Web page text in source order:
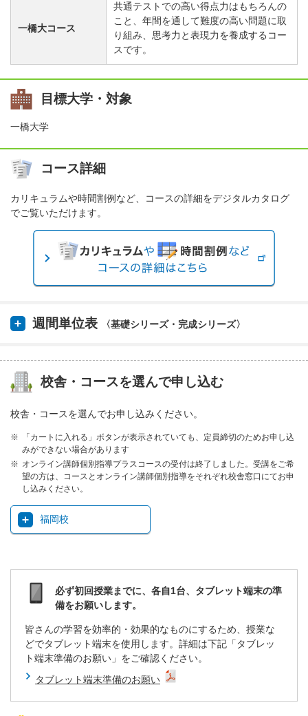
一橋大コース
共通テストでの高い得点力はもちろんの
こと、年間を通して難度の高い問題に取
り組み、思考力と表現力を養成するコー
スです。
目標大学・対象
一橋大学
コース詳細
カリキュラムや時間割例など、コースの詳細をデジタルカタログ
でご覧いただけます。
週間単位表 〈基礎シリーズ・完成シリーズ〉
校舎・コースを選んで申し込む
校舎・コースを選んでお申し込みください。
「カートに入れる」ボタンが表示されていても、定員締切のためお申し込
みができない場合があります
オンライン講師個別指導プラスコースの受付は終了しました。受講をご希
望の方は、コースとオンライン講師個別指導をそれぞれ校舎窓口にてお申
し込みください。
福岡校
必ず初回授業までに、各自1台、タブレット端末の準
備をお願いします。
皆さんの学習を効率的・効果的なものにするため、授業な
どでタブレット端末を使用します。詳細は下記「タブレッ
ト端末準備のお願い」をご確認ください。
タブレット端末準備のお願い